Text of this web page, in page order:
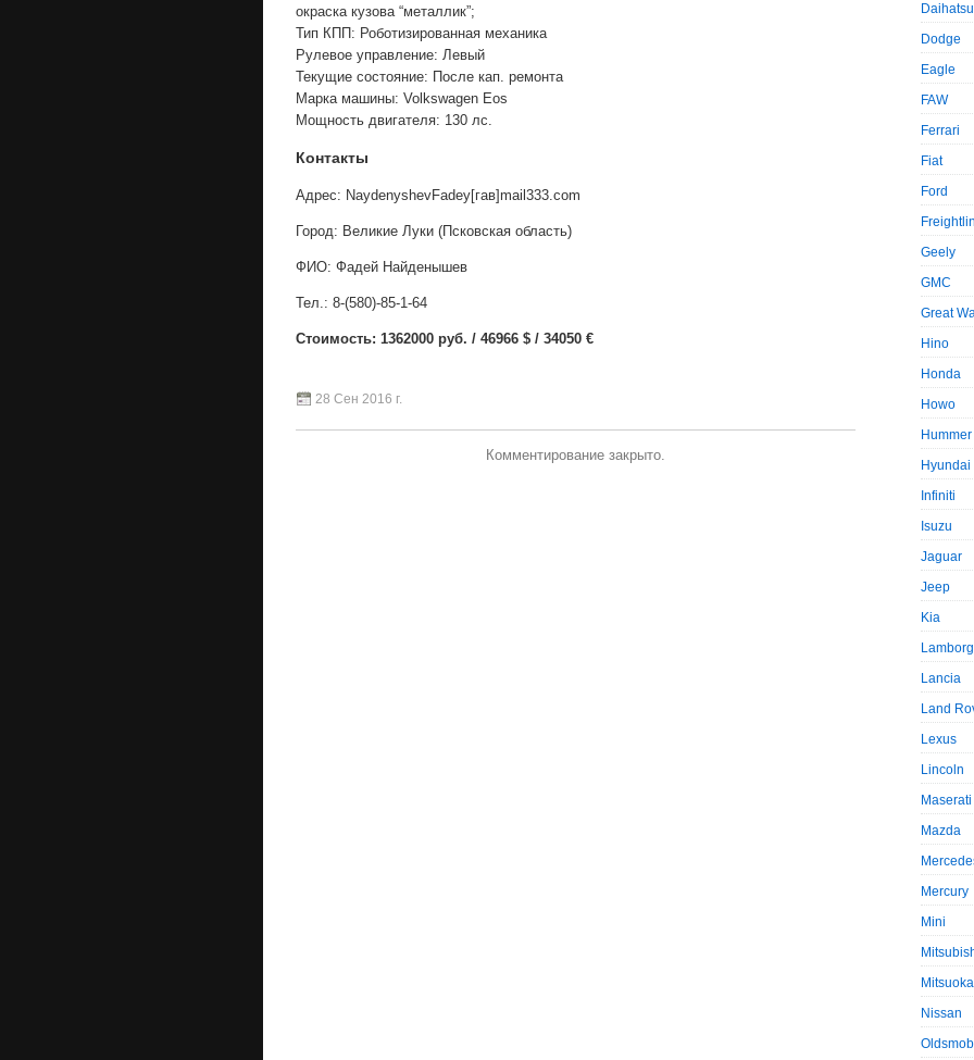
окраска кузова “металлик”;
Тип КПП: Роботизированная механика
Рулевое управление: Левый
Текущие состояние: После кап. ремонта
Марка машины: Volkswagen Eos
Мощность двигателя: 130 лс.
Контакты
Адрес: NaydenyshevFadey[гав]mail333.com
Город: Великие Луки (Псковская область)
ФИО: Фадей Найденышев
Тел.: 8-(580)-85-1-64
Стоимость: 1362000 руб. / 46966 $ / 34050 €
28 Сен 2016 г.
Комментирование закрыто.
Daihatsu
Dodge
Eagle
FAW
Ferrari
Fiat
Ford
Geely
GMC
Great
Hino
Honda
Howo
Hummer
Hyundai
Infiniti
Isuzu
Jaguar
Jeep
Kia
Lancia
Land
Lexus
Lincoln
Maserati
Mazda
Mercury
Mini
Mitsuoka
Nissan